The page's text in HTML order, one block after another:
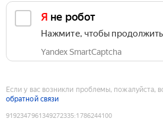
Я не робот
Нажмите, чтобы продолжить
Yandex SmartCaptcha
Если у вас возникли проблемы, пожалуйста,
обратной связи
9192347961349272335:1786244100